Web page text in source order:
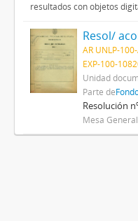
resultados con objetos
AR UNLP-
EXP-100-
Unidad
Parte de
Resolución
Mesa